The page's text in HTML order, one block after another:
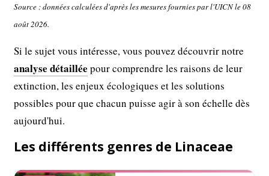
Source : données calculées d'après les mesures fournies par l'UICN le 08
août 2026.
Si le sujet vous intéresse, vous pouvez découvrir notre
analyse détaillée pour comprendre les raisons de leur
extinction, les enjeux écologiques et les solutions
possibles pour que chacun puisse agir à son échelle dès
aujourd'hui.
Les différents genres de Linaceae